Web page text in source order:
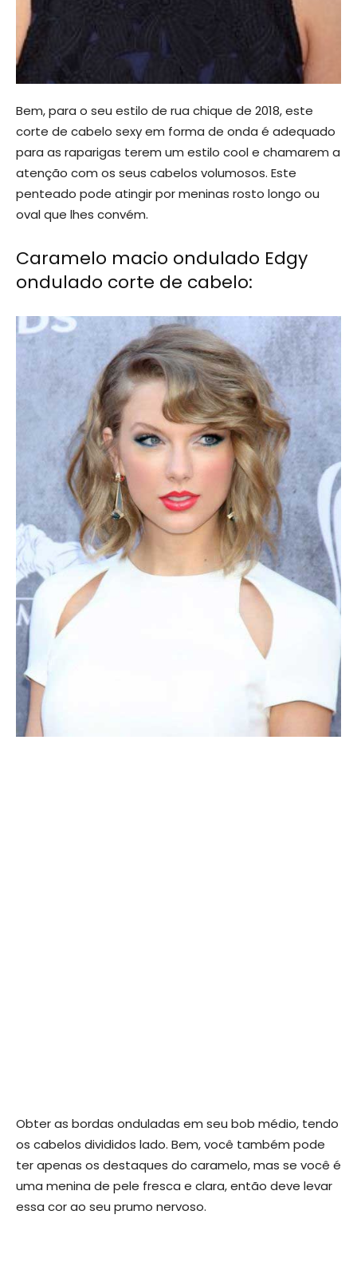
Bem, para o seu estilo de rua chique de 2018, este
corte de cabelo sexy em forma de onda é adequado
para as raparigas terem um estilo cool e chamarem a
atenção com os seus cabelos volumosos. Este
penteado pode atingir por meninas rosto longo ou
oval que lhes convém.
Caramelo macio ondulado Edgy
ondulado corte de cabelo:
Obter as bordas onduladas em seu bob médio, tendo
os cabelos divididos lado. Bem, você também pode
ter apenas os destaques do caramelo, mas se você é
uma menina de pele fresca e clara, então deve levar
essa cor ao seu prumo nervoso.